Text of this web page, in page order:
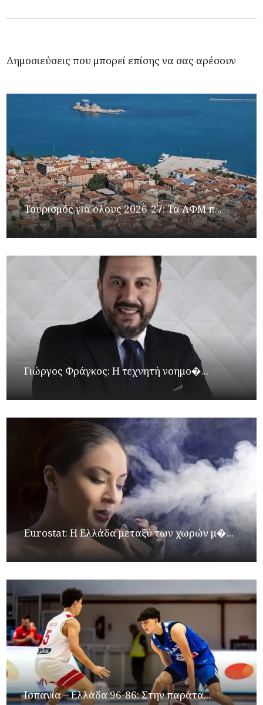
Δημοσιεύσεις που μπορεί επίσης να σας αρέσουν
Τουρισμός για όλους 2026-27: Τα ΑΦΜ π...
Γιώργος Φράγκος: Η τεχνητή νοημο�...
Eurostat: Η Ελλάδα μεταξύ των χωρών μ�...
Ισπανία – Ελλάδα 96-86: Στην παράτα...